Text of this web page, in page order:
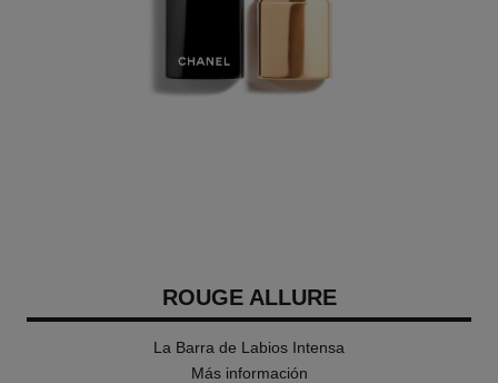
ROUGE ALLURE
La Barra de Labios Intensa
Más información